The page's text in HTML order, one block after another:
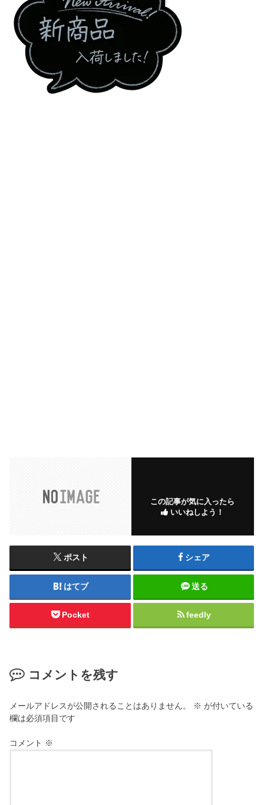
この記事が気に入ったら
いいねしよう！
ポスト シェア
はてブ 送る
Pocket feedly
コメントを残す
メールアドレスが公開されることはありません。 ※ が付いている
欄は必須項目です
コメント ※